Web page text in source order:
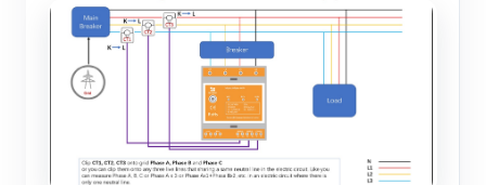
Ελεγκτής ισχύος WiFi
IAMMETER Cloud Pro
Υπηρεσία αυτο-φιλοξενίας
Φορτιστής EV
IAMMETER Simulator